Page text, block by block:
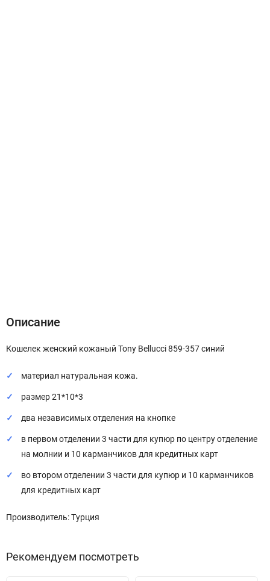
Описание
Кошелек женский кожаный Tony Bellucci 859-357 синий
материал натуральная кожа.
размер 21*10*3
два независимых отделения на кнопке
в первом отделении 3 части для купюр по центру отделение
на молнии и 10 карманчиков для кредитных карт
во втором отделении 3 части для купюр и 10 карманчиков
для кредитных карт
Производитель: Турция
Рекомендуем посмотреть